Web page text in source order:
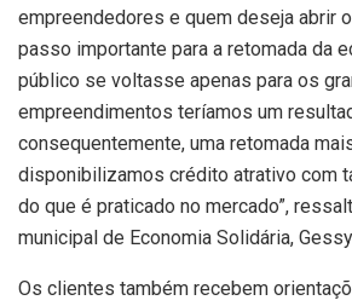
empreendedores e quem deseja abrir
passo importante para a retomada da
público se voltasse apenas para os
empreendimentos teríamos um
consequentemente, uma retomada
disponibilizamos crédito atrativo com
do que é praticado no mercado”,
municipal de Economia Solidária,
Os clientes também recebem